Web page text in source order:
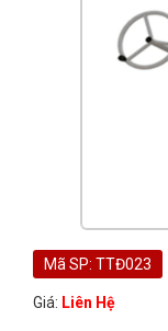
Mã SP: TTĐ023
Giá: Liên Hệ